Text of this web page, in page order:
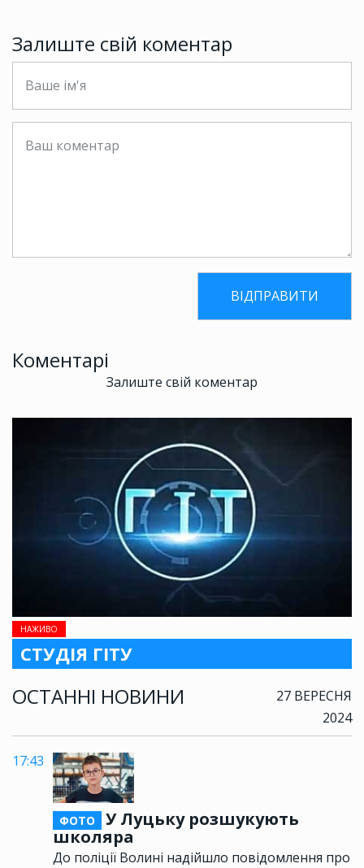
НАЖИВО
СТУДІЯ ГІТУ
ОСТАННІ НОВИНИ
27 ВЕРЕСНЯ
2024
17:43
ФОТО
У Луцьку розшукують
школяра
До поліції Волині надійшло повідомлення про
Залиште свій коментар
Коментарі
Залиште свій коментар